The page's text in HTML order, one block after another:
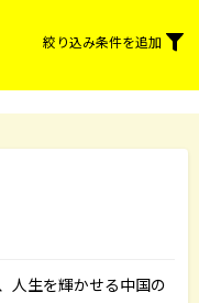
絞り込み条件を追加
人生を輝かせる中国の